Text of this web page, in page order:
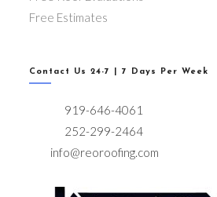
Free Estimates
Contact Us 24-7 | 7 Days Per Week
919-646-4061
252-299-2464
info@reoroofing.com